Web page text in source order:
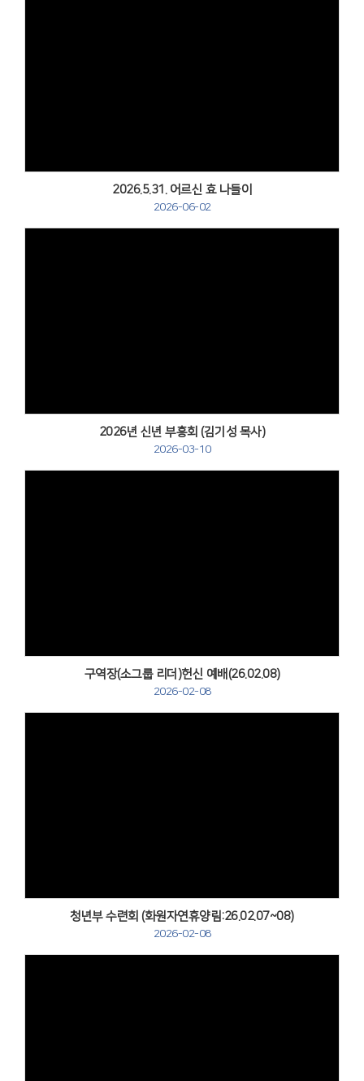
2026.5.31. 어르신 효 나들이
2026-06-02
2026년 신년 부흥회 (김기성 목사)
2026-03-10
구역장(소그룹 리더)헌신 예배(26.02.08)
2026-02-08
청년부 수련회 (화원자연휴양림:26.02.07~08)
2026-02-08